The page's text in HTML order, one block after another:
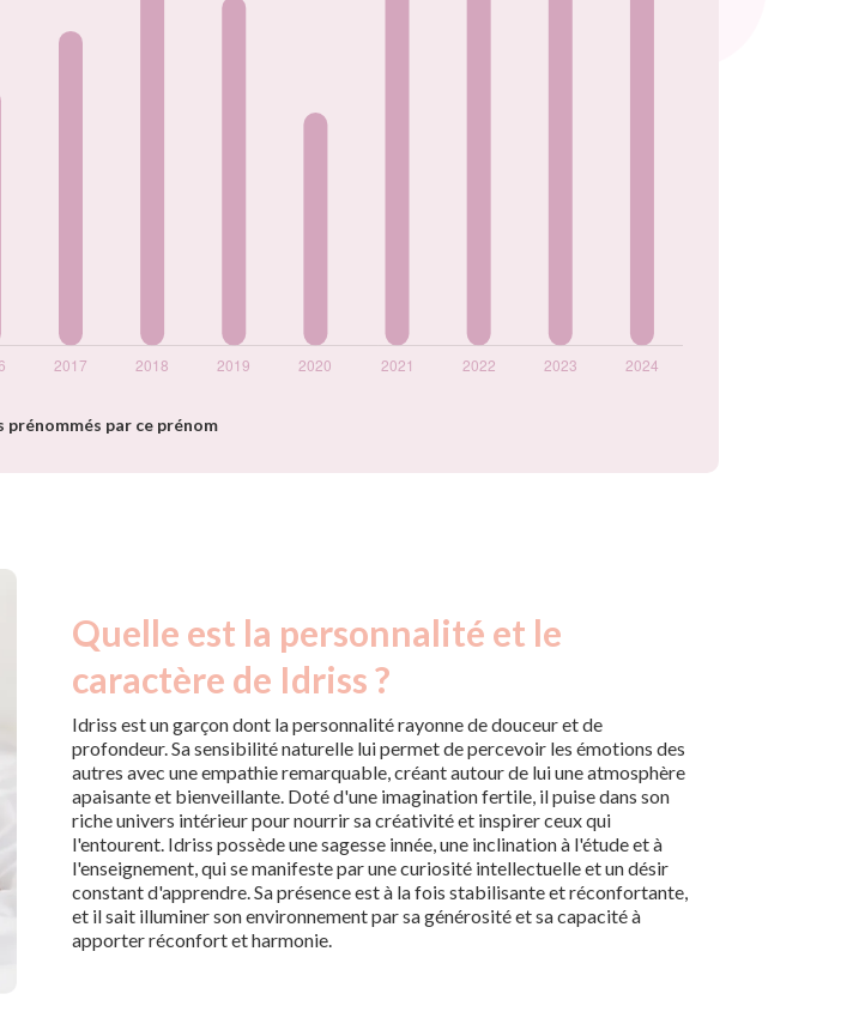
prénommés par ce prénom
Quelle est la personnalité et le
caractère de Idriss ?
Idriss est un garçon dont la personnalité rayonne de douceur et de
profondeur. Sa sensibilité naturelle lui permet de percevoir les émotions des
autres avec une empathie remarquable, créant autour de lui une atmosphère
apaisante et bienveillante. Doté d'une imagination fertile, il puise dans son
riche univers intérieur pour nourrir sa créativité et inspirer ceux qui
l'entourent. Idriss possède une sagesse innée, une inclination à l'étude et à
l'enseignement, qui se manifeste par une curiosité intellectuelle et un désir
constant d'apprendre. Sa présence est à la fois stabilisante et réconfortante,
et il sait illuminer son environnement par sa générosité et sa capacité à
apporter réconfort et harmonie.